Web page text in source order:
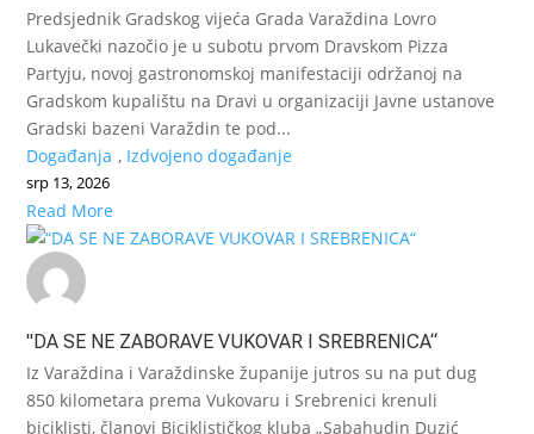
Predsjednik Gradskog vijeća Grada Varaždina Lovro
Lukavečki nazočio je u subotu prvom Dravskom Pizza
Partyju, novoj gastronomskoj manifestaciji održanoj na
Gradskom kupalištu na Dravi u organizaciji Javne ustanove
Gradski bazeni Varaždin te pod...
Događanja , Izdvojeno događanje
srp 13, 2026
Read More
"DA SE NE ZABORAVE VUKOVAR I SREBRENICA“
Iz Varaždina i Varaždinske županije jutros su na put dug
850 kilometara prema Vukovaru i Srebrenici krenuli
biciklisti, članovi Biciklističkog kluba „Sabahudin Duzić